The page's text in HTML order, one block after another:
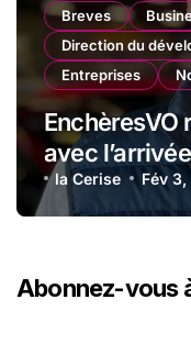
Breves
Direction du
Entreprises
EnchèresVO
avec
la Cerise Fév
Abonnez-vous